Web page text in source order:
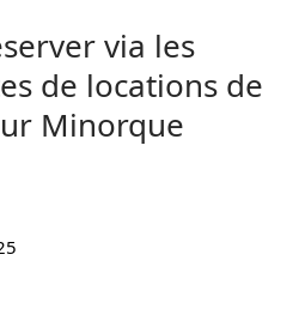
via les
de locations de
Minorque